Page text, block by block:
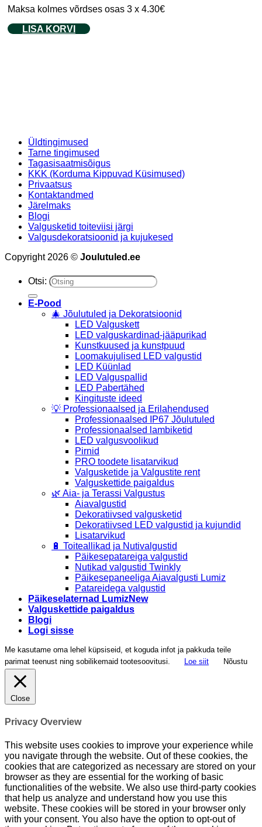
Maksa kolmes võrdses osas 3 x 4.30€
LISA KORVI
Üldtingimused
Tarne tingimused
Tagasisaatmisõigus
KKK (Korduma Kippuvad Küsimused)
Privaatsus
Kontaktandmed
Järelmaks
Blogi
Valgusketid toiteviisi järgi
Valgusdekoratsioonid ja kujukesed
Copyright 2026 © Joulutuled.ee
Otsi:
E-Pood
🎄 Jõulutuled ja Dekoratsioonid
LED Valguskett
LED valguskardinad-jääpurikad
Kunstkuused ja kunstpuud
Loomakujulised LED valgustid
LED Küünlad
LED Valguspallid
LED Pabertähed
Kingituste ideed
💡 Professionaalsed ja Erilahendused
Professionaalsed IP67 Jõulutuled
Professionaalsed lambiketid
LED valgusvoolikud
Pirnid
PRO toodete lisatarvikud
Valgusketide ja Valgustite rent
Valguskettide paigaldus
🌿 Aia- ja Terassi Valgustus
Aiavalgustid
Dekoratiivsed valgusketid
Dekoratiivsed LED valgustid ja kujundid
Lisatarvikud
🔋 Toiteallikad ja Nutivalgustid
Päikesepatareiga valgustid
Nutikad valgustid Twinkly
Päikesepaneeliga Aiavalgusti Lumiz
Patareidega valgustid
Päikeselaternad Lumiz
Valguskettide paigaldus
Blogi
Logi sisse
Me kasutame oma lehel küpsiseid, et koguda infot ja pakkuda teile
parimat teenust ning sobilikemaid tootesoovitusi.
Loe siit Nõustu
Close
Privacy Overview
This website uses cookies to improve your experience while
you navigate through the website. Out of these cookies, the
cookies that are categorized as necessary are stored on your
browser as they are essential for the working of basic
functionalities of the website. We also use third-party cookies
that help us analyze and understand how you use this
website. These cookies will be stored in your browser only
with your consent. You also have the option to opt-out of